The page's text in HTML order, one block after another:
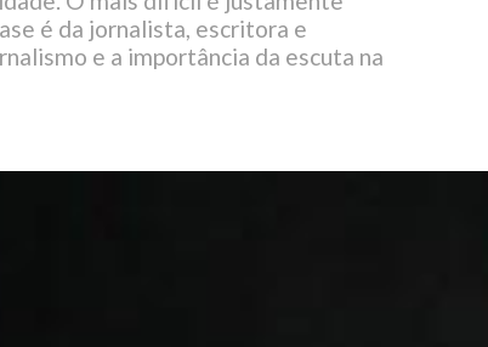
é da jornalista, escritora e
e a importância da escuta na